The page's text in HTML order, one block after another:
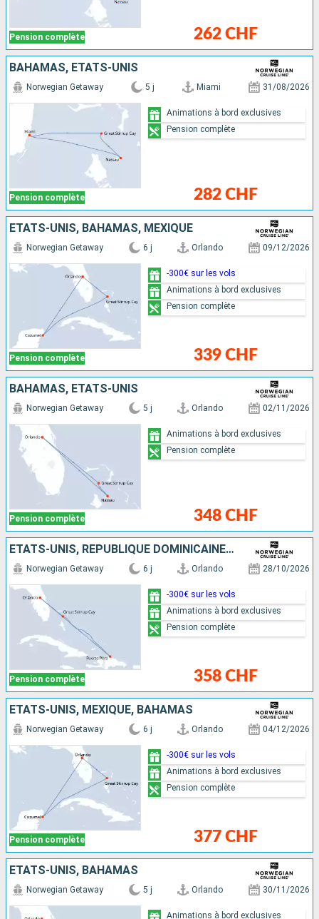
Pension complète 262 CHF
BAHAMAS, ÉTATS-UNIS
Pension complète
Norwegian Getaway 5 j Miami 31/08/2026
282 CHF
Animations à bord exclusives
Pension complète
ÉTATS-UNIS, BAHAMAS, MEXIQUE
Pension complète
Norwegian Getaway 6 j Orlando 09/12/2026
339 CHF
-300€ sur les vols
Animations à bord exclusives
Pension complète
BAHAMAS, ÉTATS-UNIS
Pension complète
Norwegian Getaway 5 j Orlando 02/11/2026
348 CHF
Animations à bord exclusives
Pension complète
ÉTATS-UNIS, RÉPUBLIQUE DOMINICAINE, BAHAMAS
Pension complète
Norwegian Getaway 6 j Orlando 28/10/2026
358 CHF
-300€ sur les vols
Animations à bord exclusives
Pension complète
ÉTATS-UNIS, MEXIQUE, BAHAMAS
Pension complète
Norwegian Getaway 6 j Orlando 04/12/2026
377 CHF
-300€ sur les vols
Animations à bord exclusives
Pension complète
ÉTATS-UNIS, BAHAMAS
Norwegian Getaway 5 j Orlando 30/11/2026
Animations à bord exclusives